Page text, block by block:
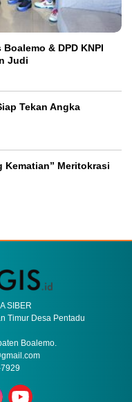
& DPD KNPI
Judi
Tekan Angka
Kematian” Meritokrasi
SIBER
Timur Desa Pentadu
Boalemo.